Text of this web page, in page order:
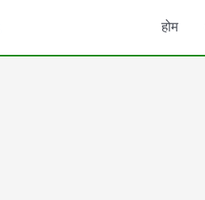
होम